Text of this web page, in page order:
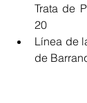
Trata de
20
Línea de
de